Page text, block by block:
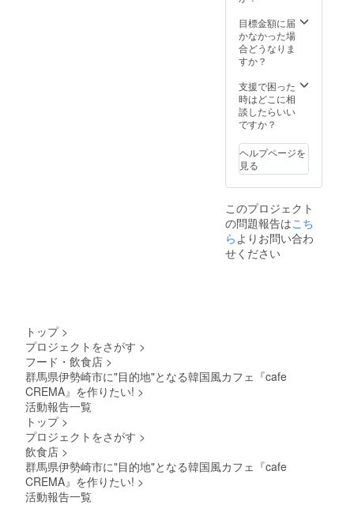
本人様
のみ利
用可
能。︎☆
ご提案
です
が、エ
スプ
マシン
の設置
に向け
てご支
だける
と幸い
です。
目標金額に届
かなかった場
合どうなりま
すか？
支援で困った
時はどこに相
談したらいい
ですか？
ヘルプページを
見る
このプロジェクト
の問題報告はこち
ら よりお問い合わ
せください
トップ >
プロジェクトをさがす >
フード・飲食店 >
群馬県伊勢崎市に"目的地"となる韓国風カフェ『cafe
CREMA』を作りたい! >
活動報告一覧
トップ >
プロジェクトをさがす >
飲食店 >
群馬県伊勢崎市に"目的地"となる韓国風カフェ『cafe
CREMA』を作りたい! >
活動報告一覧